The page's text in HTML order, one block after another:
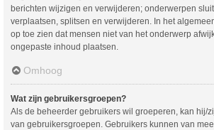
berichten wijzigen en verwijderen; onderwerpen
verplaatsen, splitsen en verwijderen. In het
op toe zien dat mensen niet van het onderwerp
ongepaste inhoud plaatsen.
Omhoog
Wat zijn gebruikersgroepen?
Als de beheerder gebruikers wil groeperen, kan hij/
van gebruikersgroepen. Gebruikers kunnen van